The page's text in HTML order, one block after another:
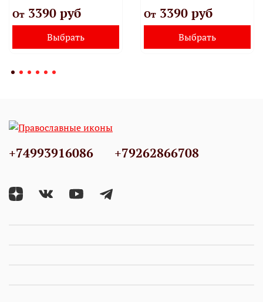
От3390 руб
Выбрать
От3390 руб
Выбрать
+74993916086 +79262866708